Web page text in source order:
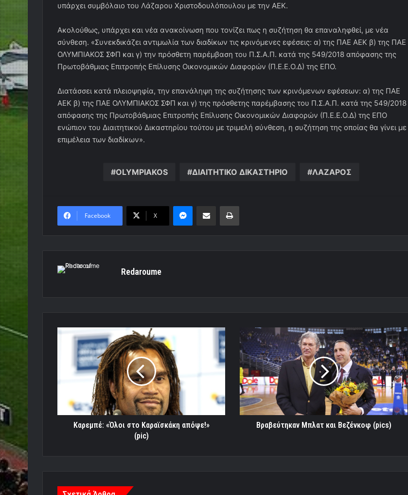
υπάρχει συμβόλαιο του Λάζαρου Χριστοδουλόπουλου με την ΑΕΚ.
Ακολούθως, υπάρχει και νέα ανακοίνωση που τονίζει πως η συζήτηση θα επαναληφθεί, με νέα
σύνθεση. «Συνεκδικάζει αντιμωλία των διαδίκων τις κρινόμενες εφέσεις: α) της ΠΑΕ ΑΕΚ β) της ΠΑΕ
ΟΛΥΜΠΙΑΚΟΣ ΣΦΠ και γ) την πρόσθετη παρέμβαση του Π.Σ.Α.Π. κατά της 549/2018 απόφασης της
Πρωτοβάθμιας Επιτροπής Επίλυσης Οικονομικών Διαφορών (Π.Ε.Ε.Ο.Δ) της ΕΠΟ.
Διατάσσει κατά πλειοψηφία, την επανάληψη της συζήτησης των κρινόμενων εφέσεων: α) της ΠΑΕ
ΑΕΚ β) της ΠΑΕ ΟΛΥΜΠΙΑΚΟΣ ΣΦΠ και γ) της πρόσθετης παρέμβασης του Π.Σ.Α.Π. κατά της 549/2018
απόφασης της Πρωτοβάθμιας Επιτροπής Επίλυσης Οικονομικών Διαφορών (Π.Ε.Ε.Ο.Δ) της ΕΠΟ
ενώπιον του Διαιτητικού Δικαστηρίου τούτου με τριμελή σύνθεση, η συζήτηση της οποίας θα γίνει με
επιμέλεια των διαδίκων».
OLYMPIAKOS ΔΙΑΙΤΗΤΙΚΟ ΔΙΚΑΣΤΗΡΙΟ ΛΑΖΑΡΟΣ
Facebook X
MessengerΚοινοποίηση μέσω ηλεκτρονικού ταχυδρομείουΕκτύπωση
Redaroume
Καρεμπέ:
Καραϊσκάκη
απόψε!»
Καρεμπέ: «Όλοι στο Καραϊσκάκη απόψε!»
(pic)
Βραβεύτηκαν
Μπλατ
και
Βεζένκοφ
(pics)
Βραβεύτηκαν Μπλατ και Βεζένκοφ (pics)